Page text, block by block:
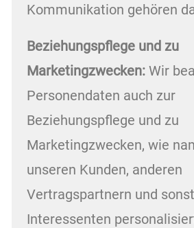
Kommunikation gehören
Beziehungspflege und zu
Marketingzwecken:Wir
Personendaten auch zur
Beziehungspflege und zu
Marketingzwecken, wie
unseren Kunden, anderen
Vertragspartnern und
Interessenten